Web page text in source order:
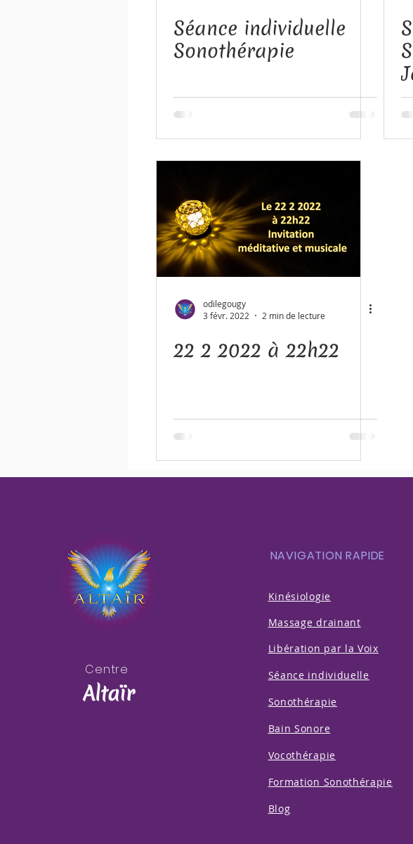
Séance individuelle
Sonothérapie
odilegougy
3 févr. 2022
2 min de lecture
22 2 2022 à 22h22
Altaïr
Centre
NAVIGATION RAPIDE
Kinésiologie
Massage drainant
Libération par la Voix
Séance individuelle
Sonothérapie
Bain Sonore
Vocothérapie
Formation Sonothérapie
Blog